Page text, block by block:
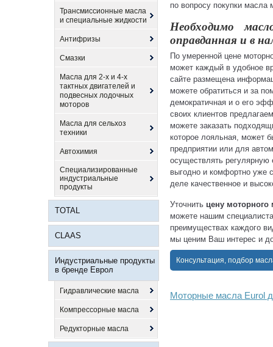
Трансмиссионные масла
и специальные жидкости
Антифризы
Смазки
Масла для 2-х и 4-х
тактных двигателей и
подвесных лодочных
моторов
Масла для сельхоз
техники
Автохимия
Специализированные
индустриальные
продукты
TOTAL
CLAAS
Индустриальные продукты
в бренде Еврол
Гидравлические масла
Компрессорные масла
Редукторные масла
по вопросу покупки масла
Необходимо
оправданная и в
По умеренной цене
может каждый в удобное
сайте размещена
можете обратиться и за
демократичная и о его
своих клиентов
можете заказать
которое лояльная, может
предприятии или для
осуществлять регулярную
выгодно и комфортно уже
деле качественное и
Уточнить цену моторного
можете нашим
преимуществах каждого
мы ценим Ваш интерес и
Консультация, подбор
Моторные масла Eurol